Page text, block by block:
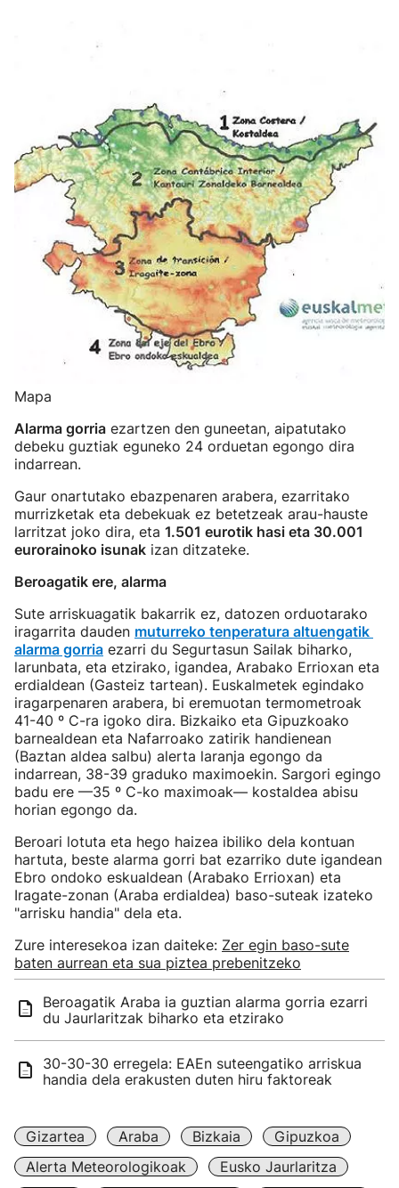
Mapa
Alarma gorria ezartzen den guneetan, aipatutako
debeku guztiak eguneko 24 orduetan egongo dira
indarrean.
Gaur onartutako ebazpenaren arabera, ezarritako
murrizketak eta debekuak ez betetzeak arau-hauste
larritzat joko dira, eta 1.501 eurotik hasi eta 30.001
eurorainoko isunak izan ditzateke.
Beroagatik ere, alarma
Sute arriskuagatik bakarrik ez, datozen orduotarako
iragarrita dauden muturreko tenperatura altuengatik
alarma gorria ezarri du Segurtasun Sailak biharko,
larunbata, eta etzirako, igandea, Arabako Errioxan eta
erdialdean (Gasteiz tartean). Euskalmetek egindako
iragarpenaren arabera, bi eremuotan termometroak
41-40 º C-ra igoko dira. Bizkaiko eta Gipuzkoako
barnealdean eta Nafarroako zatirik handienean
(Baztan aldea salbu) alerta laranja egongo da
indarrean, 38-39 graduko maximoekin. Sargori egingo
badu ere —35 º C-ko maximoak— kostaldea abisu
horian egongo da.
Beroari lotuta eta hego haizea ibiliko dela kontuan
hartuta, beste alarma gorri bat ezarriko dute igandean
Ebro ondoko eskualdean (Arabako Errioxan) eta
Iragate-zonan (Araba erdialdea) baso-suteak izateko
"arrisku handia" dela eta.
Zure interesekoa izan daiteke: Zer egin baso-sute
baten aurrean eta sua piztea prebenitzeko
Beroagatik Araba ia guztian alarma gorria ezarri
du Jaurlaritzak biharko eta etzirako
30-30-30 erregela: EAEn suteengatiko arriskua
handia dela erakusten duten hiru faktoreak
Gizartea Araba Bizkaia
Gipuzkoa
Alerta Meteorologikoak
Eusko Jaurlaritza